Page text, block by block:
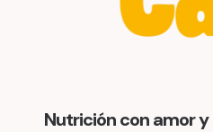
Nutrición con amor